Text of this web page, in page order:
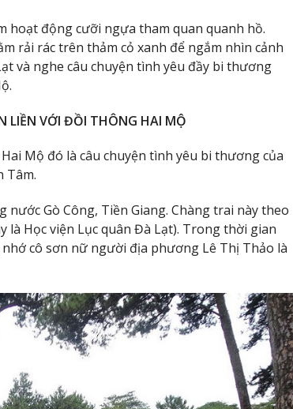
hoạt động cưỡi ngựa tham quan quanh hồ.
rải rác trên thảm cỏ xanh để ngắm nhìn cảnh
và nghe câu chuyện tình yêu đầy bi thương
LIỀN VỚI ĐỒI THÔNG HAI MỘ
Mộ đó là câu chuyện tình yêu bi thương của
Tâm.
Gò Công, Tiền Giang. Chàng trai này theo
là Học viện Lục quân Đà Lạt). Trong thời gian
cô sơn nữ người địa phương Lê Thị Thảo là